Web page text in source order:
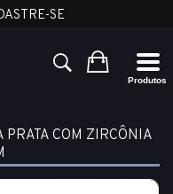
SE
COM ZIRCÔNIA